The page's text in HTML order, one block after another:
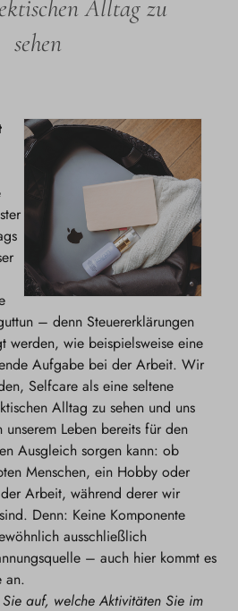
Alltag zu
sehen
– denn Steuererklärungen
werden, wie beispielsweise eine
Aufgabe bei der Arbeit. Wir
Selfcare als eine seltene
Alltag zu sehen und uns
unserem Leben bereits für den
Ausgleich sorgen kann: ob
Menschen, ein Hobby oder
Arbeit, während derer wir
Denn: Keine Komponente
ausschließlich
– auch hier kommt es
an.
auf, welche Aktivitäten Sie im